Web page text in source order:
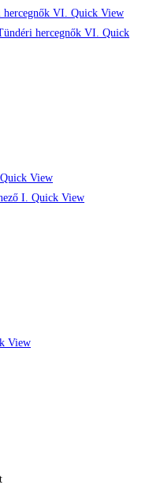
Quick View
Quick
Quick View
Quick View
View